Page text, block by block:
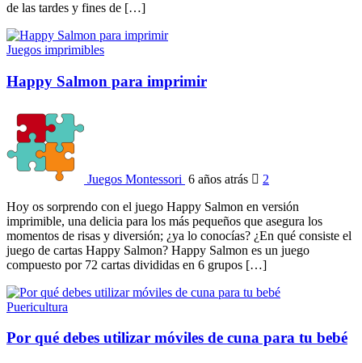
de las tardes y fines de […]
Juegos imprimibles
Happy Salmon para imprimir
Juegos Montessori 6 años atrás
2
Hoy os sorprendo con el juego Happy Salmon en versión
imprimible, una delicia para los más pequeños que asegura los
momentos de risas y diversión; ¿ya lo conocías? ¿En qué consiste el
juego de cartas Happy Salmon? Happy Salmon es un juego
compuesto por 72 cartas divididas en 6 grupos […]
Puericultura
Por qué debes utilizar móviles de cuna para tu bebé